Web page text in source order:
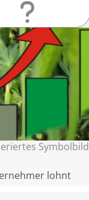
Mail
&
Symbolbild
lohnt